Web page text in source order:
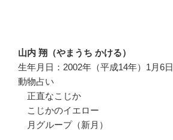
山内 翔（やまうち かける）
生年月日：2002年（平成14年）1月6日
動物占い
正直なこじか
こじかのイエロー
月グループ（新月）